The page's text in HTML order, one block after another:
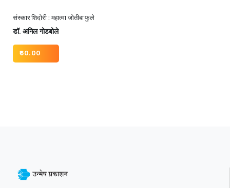
संस्कार शिदोरी : महात्मा जोतीबा फुले
डॉ. अनिल गोडबोले
60.00